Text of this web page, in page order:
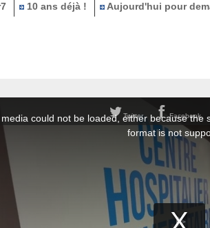
10 ans déjà ! Aujourd'hui pour